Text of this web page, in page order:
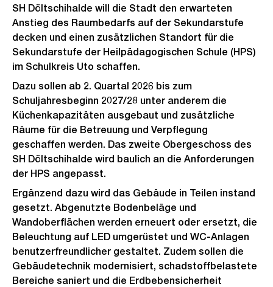
SH Döltschihalde will die Stadt den erwarteten
Anstieg des Raumbedarfs auf der Sekundarstufe
decken und einen zusätzlichen Standort für die
Sekundarstufe der Heilpädagogischen Schule (HPS)
im Schulkreis Uto schaffen.
Dazu sollen ab 2. Quartal 2026 bis zum
Schuljahresbeginn 2027/28 unter anderem die
Küchenkapazitäten ausgebaut und zusätzliche
Räume für die Betreuung und Verpflegung
geschaffen werden. Das zweite Obergeschoss des
SH Döltschihalde wird baulich an die Anforderungen
der HPS angepasst.
Ergänzend dazu wird das Gebäude in Teilen instand
gesetzt. Abgenutzte Bodenbeläge und
Wandoberflächen werden erneuert oder ersetzt, die
Beleuchtung auf LED umgerüstet und WC-Anlagen
benutzerfreundlicher gestaltet. Zudem sollen die
Gebäudetechnik modernisiert, schadstoffbelastete
Bereiche saniert und die Erdbebensicherheit